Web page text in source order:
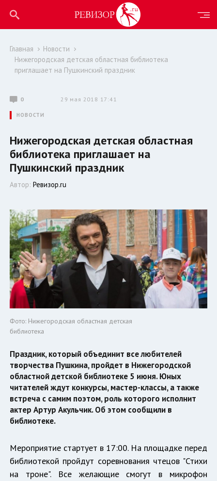
Главная
Новости
Нижегородская детская областная библиотека
приглашает на Пушкинский праздник
0 29 мая 2018 17:41
НОВОСТИ
Нижегородская детская областная
библиотека приглашает на
Пушкинский праздник
Автор: Ревизор.ru
Фото: Нижегородская областная детская
библиотека
Праздник, который объединит все любителей
творчества Пушкина, пройдет в Нижегородской
областной детской библиотеке 5 июня. Юных
читателей ждут конкурсы, мастер-классы, а также
встреча с самим поэтом, роль которого исполнит
актер Артур Акульчик. Об этом сообщили в
библиотеке.
Мероприятие стартует в 17:00. На площадке перед
библиотекой пройдут соревнования чтецов "Стихи
на троне". Все желающие смогут в микрофон